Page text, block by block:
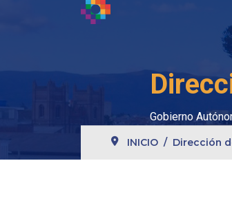
Gobierno
INICIO Dirección